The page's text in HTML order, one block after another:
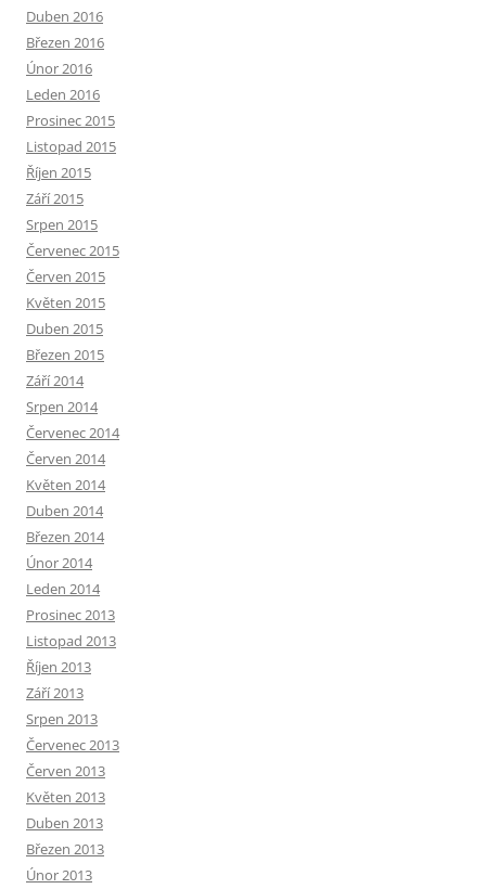
Duben 2016
Březen 2016
Únor 2016
Leden 2016
Prosinec 2015
Listopad 2015
Říjen 2015
Září 2015
Srpen 2015
Červenec 2015
Červen 2015
Květen 2015
Duben 2015
Březen 2015
Září 2014
Srpen 2014
Červenec 2014
Červen 2014
Květen 2014
Duben 2014
Březen 2014
Únor 2014
Leden 2014
Prosinec 2013
Listopad 2013
Říjen 2013
Září 2013
Srpen 2013
Červenec 2013
Červen 2013
Květen 2013
Duben 2013
Březen 2013
Únor 2013